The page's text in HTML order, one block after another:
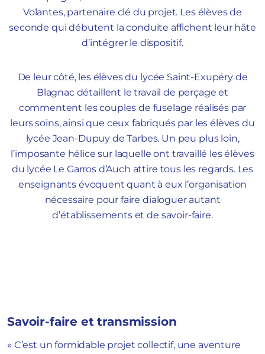
Volantes, partenaire clé du projet. Les élèves de
seconde qui débutent la conduite affichent leur hâte
d’intégrer le dispositif.
De leur côté, les élèves du lycée Saint-Exupéry de
Blagnac détaillent le travail de perçage et
commentent les couples de fuselage réalisés par
leurs soins, ainsi que ceux fabriqués par les élèves du
lycée Jean-Dupuy de Tarbes. Un peu plus loin,
l’imposante hélice sur laquelle ont travaillé les élèves
du lycée Le Garros d’Auch attire tous les regards. Les
enseignants évoquent quant à eux l’organisation
nécessaire pour faire dialoguer autant
d’établissements et de savoir-faire.
Savoir-faire et transmission
« C’est un formidable projet collectif, une aventure